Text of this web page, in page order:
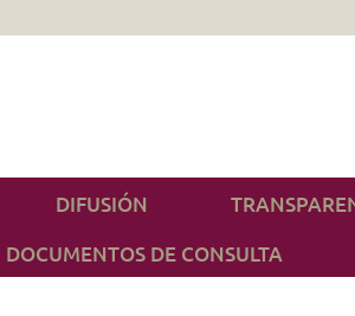
DIFUSIÓN
DOCUMENTOS DE CONSULTA